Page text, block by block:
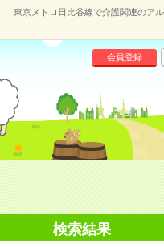
東京メトロ日比谷線で介護関連のア
会員登録
検索結果